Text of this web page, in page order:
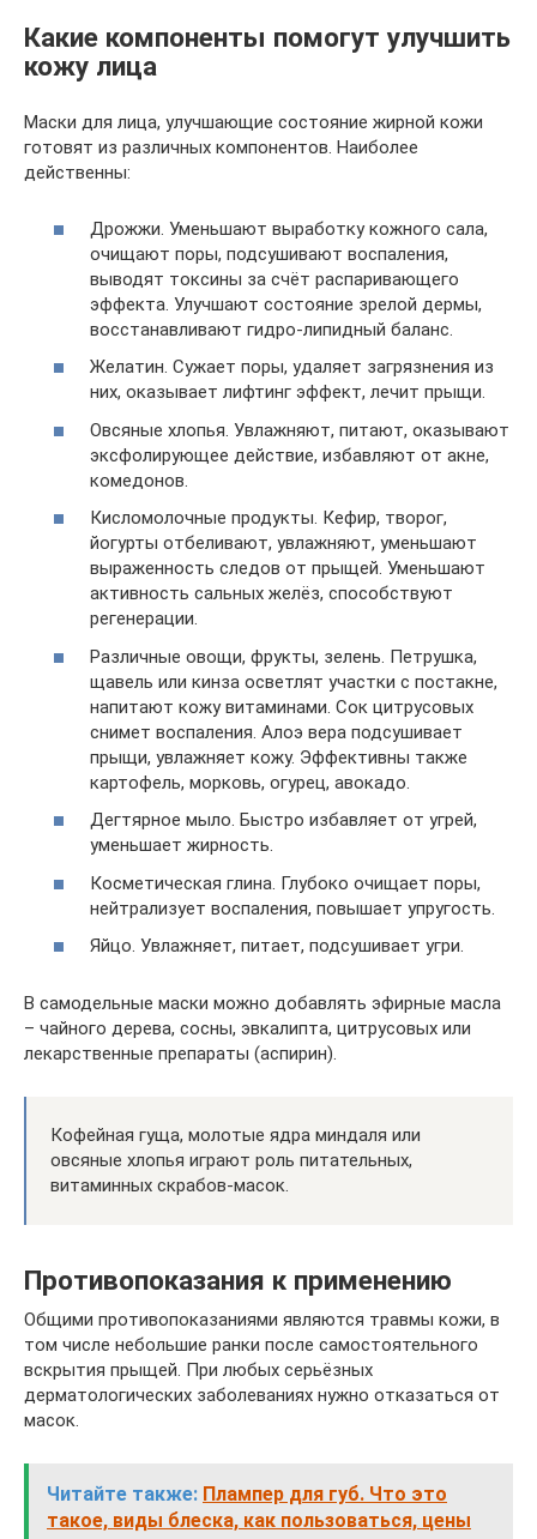
Какие компоненты помогут улучшить
кожу лица
Маски для лица, улучшающие состояние жирной кожи
готовят из различных компонентов. Наиболее
действенны:
Дрожжи. Уменьшают выработку кожного сала,
очищают поры, подсушивают воспаления,
выводят токсины за счёт распаривающего
эффекта. Улучшают состояние зрелой дермы,
восстанавливают гидро-липидный баланс.
Желатин. Сужает поры, удаляет загрязнения из
них, оказывает лифтинг эффект, лечит прыщи.
Овсяные хлопья. Увлажняют, питают, оказывают
эксфолирующее действие, избавляют от акне,
комедонов.
Кисломолочные продукты. Кефир, творог,
йогурты отбеливают, увлажняют, уменьшают
выраженность следов от прыщей. Уменьшают
активность сальных желёз, способствуют
регенерации.
Различные овощи, фрукты, зелень. Петрушка,
щавель или кинза осветлят участки с постакне,
напитают кожу витаминами. Сок цитрусовых
снимет воспаления. Алоэ вера подсушивает
прыщи, увлажняет кожу. Эффективны также
картофель, морковь, огурец, авокадо.
Дегтярное мыло. Быстро избавляет от угрей,
уменьшает жирность.
Косметическая глина. Глубоко очищает поры,
нейтрализует воспаления, повышает упругость.
Яйцо. Увлажняет, питает, подсушивает угри.
В самодельные маски можно добавлять эфирные масла
– чайного дерева, сосны, эвкалипта, цитрусовых или
лекарственные препараты (аспирин).
Кофейная гуща, молотые ядра миндаля или
овсяные хлопья играют роль питательных,
витаминных скрабов-масок.
Противопоказания к применению
Общими противопоказаниями являются травмы кожи, в
том числе небольшие ранки после самостоятельного
вскрытия прыщей. При любых серьёзных
дерматологических заболеваниях нужно отказаться от
масок.
Читайте также: Плампер для губ. Что это
такое, виды блеска, как пользоваться, цены